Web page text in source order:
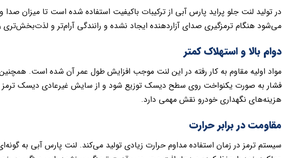
در تولید لنت جلو پراید پارس آبی از ترکیبات باکیفیت استفاده شده است تا میزان
می‌شود هنگام ترمزگیری صدای آزاردهنده ایجاد نشده و رانندگی آرام‌تر و لذت‌بخش‌تری
دوام بالا و استهلاک کمتر
مواد اولیه مقاوم به کار رفته در این لنت موجب افزایش طول عمر آن شده است.
فشار به صورت یکنواخت روی سطح دیسک توزیع شود و از سایش غیرعادی دیسک
هزینه‌های نگهداری خودرو نقش مهمی دارد.
مقاومت در برابر حرارت
سیستم ترمز در زمان استفاده مداوم حرارت زیادی تولید می‌کند. لنت پارس آبی به